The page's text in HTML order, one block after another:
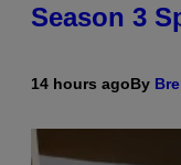
Season 3
14 hours agoBy